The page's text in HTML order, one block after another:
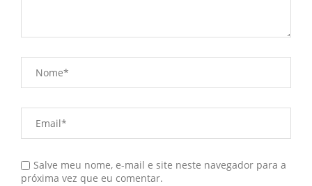
Salve meu nome, e-mail e site neste navegador para a
próxima vez que eu comentar.